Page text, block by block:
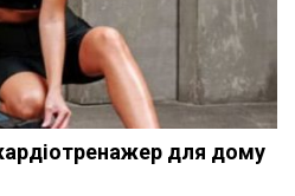
для дому